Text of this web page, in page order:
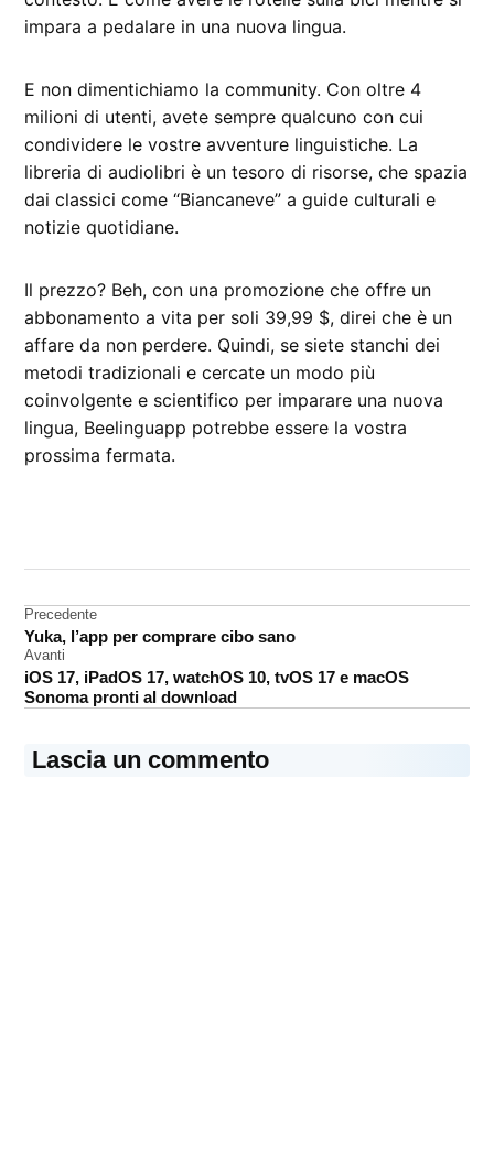
impara a pedalare in una nuova lingua.
E non dimentichiamo la community. Con oltre 4
milioni di utenti, avete sempre qualcuno con cui
condividere le vostre avventure linguistiche. La
libreria di audiolibri è un tesoro di risorse, che spazia
dai classici come “Biancaneve” a guide culturali e
notizie quotidiane.
Il prezzo? Beh, con una promozione che offre un
abbonamento a vita per soli 39,99 $, direi che è un
affare da non perdere. Quindi, se siete stanchi dei
metodi tradizionali e cercate un modo più
coinvolgente e scientifico per imparare una nuova
lingua, Beelinguapp potrebbe essere la vostra
prossima fermata.
lingue
Navigazione
articoli
Precedente
Yuka, l’app per comprare cibo sano
Avanti
iOS 17, iPadOS 17, watchOS 10, tvOS 17 e macOS
Sonoma pronti al download
Lascia un commento